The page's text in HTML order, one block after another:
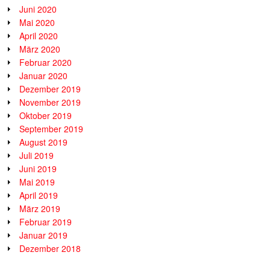
Juni 2020
Mai 2020
April 2020
März 2020
Februar 2020
Januar 2020
Dezember 2019
November 2019
Oktober 2019
September 2019
August 2019
Juli 2019
Juni 2019
Mai 2019
April 2019
März 2019
Februar 2019
Januar 2019
Dezember 2018